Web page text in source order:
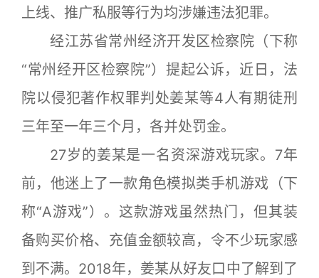
上线、推广私服等行为均涉嫌违法犯罪。
经江苏省常州经济开发区检察院（下称
“常州经开区检察院”）提起公诉，近日，法
院以侵犯著作权罪判处姜某等4人有期徒刑
三年至一年三个月，各并处罚金。
27岁的姜某是一名资深游戏玩家。7年
前，他迷上了一款角色模拟类手机游戏（下
称“A游戏”）。这款游戏虽然热门，但其装
备购买价格、充值金额较高，令不少玩家感
到不满。2018年，姜某从好友口中了解到了